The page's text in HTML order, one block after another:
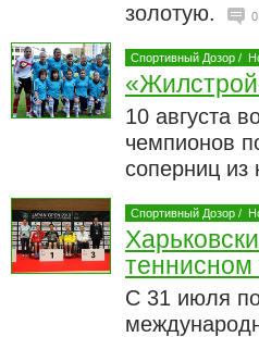
золотую.
0
Спортивный Дозор /
10 августа
чемпионов
соперниц из
Спортивный Дозор /
теннисном
С 31 июля по